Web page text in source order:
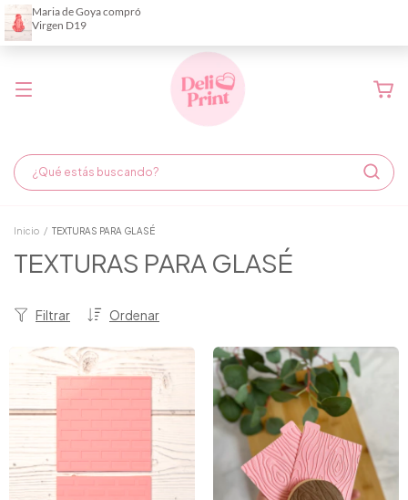
Demora de fabricación hasta 6 días hábiles
Inicio / TEXTURAS PARA GLASÉ
TEXTURAS PARA GLASÉ
Ordenar
Filtrar